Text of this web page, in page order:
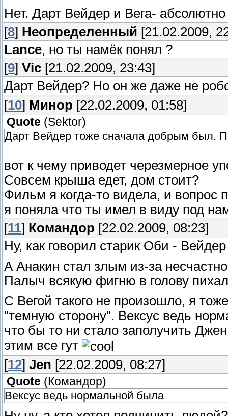
Нет. Дарт Вейдер и Вега-
[8] Неопределенный [21.02.2009,
Lance, но ты намёк понял ?
[9] Vic [21.02.2009, 23:43]
Дарт Вейдер? Но он же даже не
[10] Минор [22.02.2009, 01:58]
Quote (Sektor)
Дарт Вейдер тоже сначала добрым был.
вот к чему приводет черезмерное
Совсем крыша едет, дом стоит?
Фильм я когда-то видела, и вопрос
я поняла что ты имел в виду под
[11] Командор [22.02.2009, 08:23]
Ну, как говорил старик Оби -
А Анакин стал злым из-за
Палыч всякую фигню в голову
С Вегой такого не произошло, я
"темную сторону". Вексус ведь
что бы то ни стало заполучить
этим все гут
[12] Jen [22.02.2009, 08:27]
Quote (Командор)
Вексус ведь нормальной была